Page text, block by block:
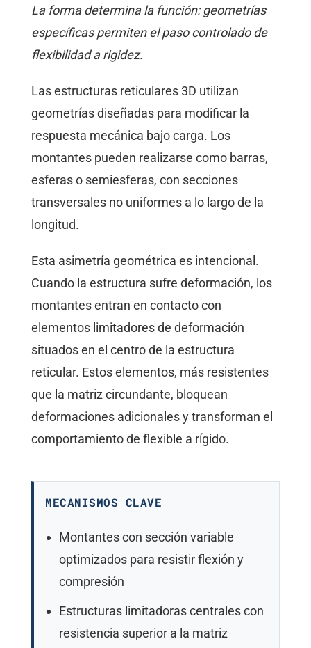
La forma determina la función: geometrías
específicas permiten el paso controlado de
flexibilidad a rigidez.
Las estructuras reticulares 3D utilizan
geometrías diseñadas para modificar la
respuesta mecánica bajo carga. Los
montantes pueden realizarse como barras,
esferas o semiesferas, con secciones
transversales no uniformes a lo largo de la
longitud.
Esta asimetría geométrica es intencional.
Cuando la estructura sufre deformación, los
montantes entran en contacto con
elementos limitadores de deformación
situados en el centro de la estructura
reticular. Estos elementos, más resistentes
que la matriz circundante, bloquean
deformaciones adicionales y transforman el
comportamiento de flexible a rígido.
MECANISMOS CLAVE
Montantes con sección variable
optimizados para resistir flexión y
compresión
Estructuras limitadoras centrales con
resistencia superior a la matriz